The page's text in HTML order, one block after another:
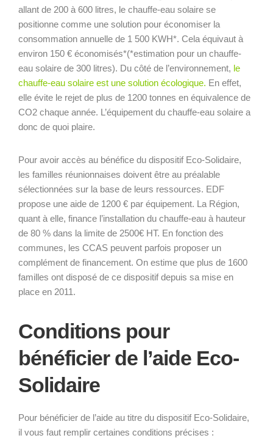
allant de 200 à 600 litres, le chauffe-eau solaire se
positionne comme une solution pour économiser la
consommation annuelle de 1 500 KWH*. Cela équivaut à
environ 150 € économisés*(*estimation pour un chauffe-
eau solaire de 300 litres). Du côté de l’environnement, le
chauffe-eau solaire est une solution écologique. En effet,
elle évite le rejet de plus de 1200 tonnes en équivalence de
CO2 chaque année. L’équipement du chauffe-eau solaire a
donc de quoi plaire.
Pour avoir accès au bénéfice du dispositif Eco-Solidaire,
les familles réunionnaises doivent être au préalable
sélectionnées sur la base de leurs ressources. EDF
propose une aide de 1200 € par équipement. La Région,
quant à elle, finance l’installation du chauffe-eau à hauteur
de 80 % dans la limite de 2500€ HT. En fonction des
communes, les CCAS peuvent parfois proposer un
complément de financement. On estime que plus de 1600
familles ont disposé de ce dispositif depuis sa mise en
place en 2011.
Conditions pour
bénéficier de l’aide Eco-
Solidaire
Pour bénéficier de l’aide au titre du dispositif Eco-Solidaire,
il vous faut remplir certaines conditions précises :